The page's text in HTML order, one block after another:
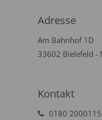
Adresse
Am Bahnhof 1D
33602 Bielefeld -
Kontakt
0180 2000115